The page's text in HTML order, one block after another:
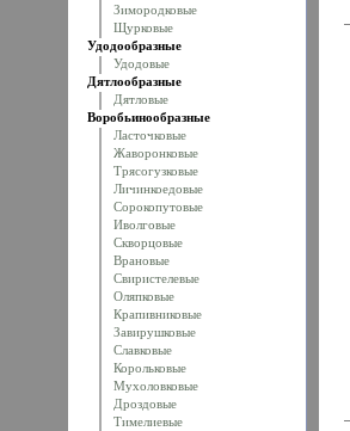
Зимородковые
Щурковые
Удодообразные
Удодовые
Дятлообразные
Дятловые
Воробьинообразные
Ласточковые
Жаворонковые
Трясогузковые
Личинкоедовые
Сорокопутовые
Иволговые
Скворцовые
Врановые
Свиристелевые
Оляпковые
Крапивниковые
Завирушковые
Славковые
Корольковые
Мухоловковые
Дроздовые
Тимелиевые